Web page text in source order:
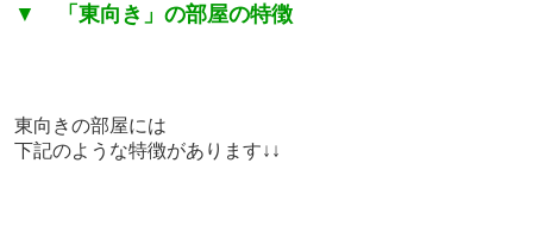
▼ 「東向き」の部屋の特徴
東向きの部屋には
下記のような特徴があります↓↓